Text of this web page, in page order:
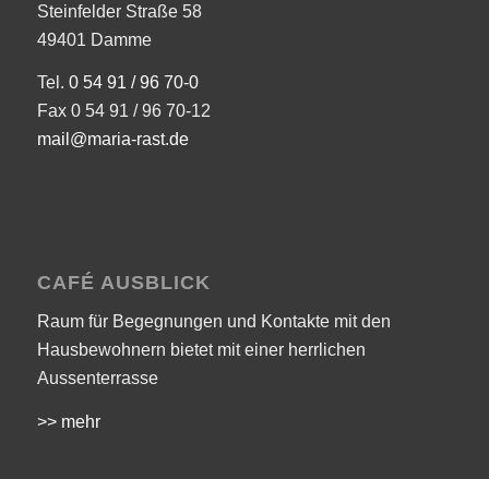
Steinfelder Straße 58
49401 Damme
Tel. 0 54 91 / 96 70-0
Fax 0 54 91 / 96 70-12
mail@maria-rast.de
CAFÉ AUSBLICK
Raum für Begegnungen und Kontakte mit den
Hausbewohnern bietet mit einer herrlichen
Aussenterrasse
>> mehr